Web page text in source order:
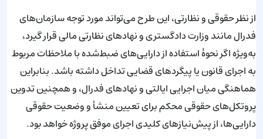
از نظر حقوقی و نظارتی، این طرح می‌تواند مورد توجه سازمان‌های
فدرال مانند وزارت دادگستری و نهادهای نظارتی مالی قرار گیرد،
به‌ویژه اگر نحوهٔ استفاده از دارایی‌های ضبط‌شده با ملاحظات مربوط
به اجرای قانون یا پیگردهای قضایی تداخل داشته باشد. بنابراین
هماهنگی میان اجرایی ایالتی و نهادهای فدرال، و همچنین تدوین
پروتکل‌های حقوقی محکم برای تعیین منشأ و وضعیت حقوقی
دارایی‌ها، از پیش‌نیازهای کلیدی اجرای موفق پروژه خواهد بود.